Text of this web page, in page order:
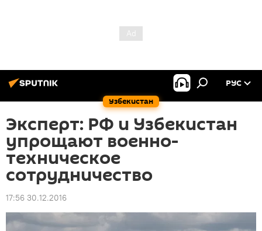
Узбекистан
РУС
Эксперт: РФ и Узбекистан
упрощают военно-
техническое
сотрудничество
17:56 30.12.2016